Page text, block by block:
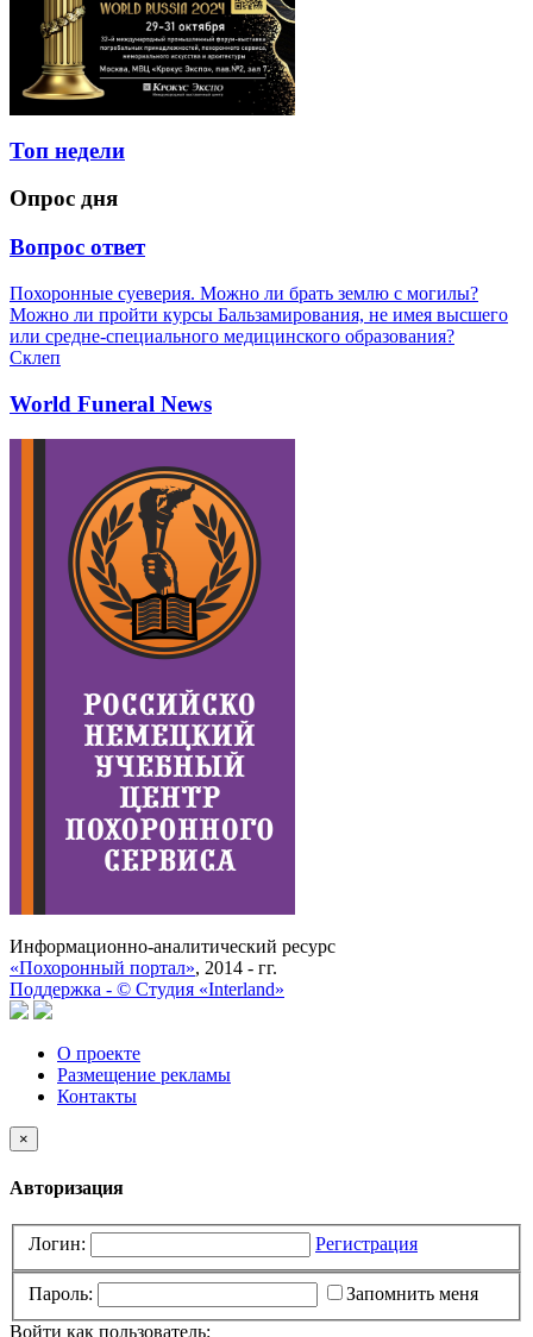
Топ недели
Опрос дня
Вопрос ответ
Похоронные суеверия. Можно ли брать землю с могилы?
Можно ли пройти курсы Бальзамирования, не имея высшего
или средне-специального медицинского образования?
Склеп
World Funeral News
Информационно-аналитический ресурс
«Похоронный портал», 2014 - гг.
Поддержка - © Cтудия «Interland»
О проекте
Размещение рекламы
Контакты
×
Авторизация
Логин: Регистрация
Пароль:
Запомнить меня
Войти как пользователь: